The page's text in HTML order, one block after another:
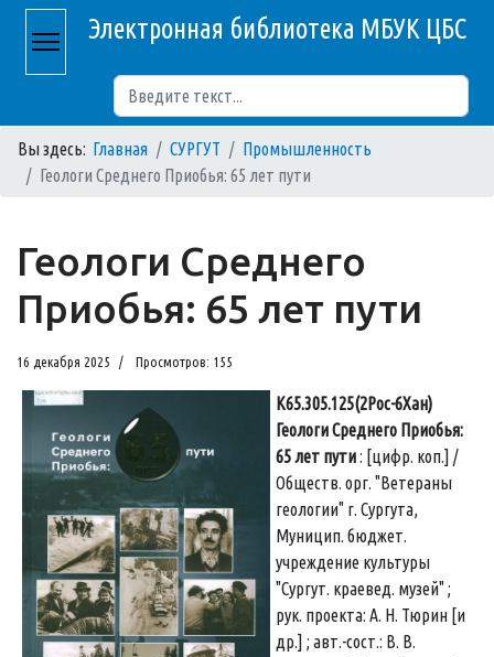
Электронная библиотека МБУК ЦБС
Вы здесь: Главная СУРГУТ
Промышленность
Геологи Среднего Приобья: 65 лет пути
Геологи Среднего
Приобья: 65 лет пути
16 декабря 2025 Просмотров: 155
К65.305.125(2Рос-6Хан)
Геологи Среднего Приобья:
65 лет пути: [цифр. коп.] /
Обществ. орг. "Ветераны
геологии" г. Сургута,
Муницип. бюджет.
учреждение культуры
"Сургут. краевед. музей" ;
рук. проекта: А. Н. Тюрин [и
др.] ; авт.-сост.: В. В.